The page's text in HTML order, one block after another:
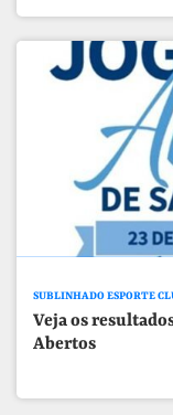
SUBLINHADO ESPORTE
Veja os
Abertos